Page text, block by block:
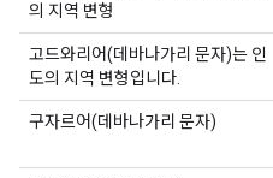
의 지역 변형
고드와리어(데바나가리 문자)는 인
도의 지역 변형입니다.
구자르어(데바나가리 문자)